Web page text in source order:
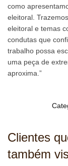
como
eleitoral.
eleitoral e temas
condutas que
trabalho possa
uma peça de
aproxima.”
Clientes
também